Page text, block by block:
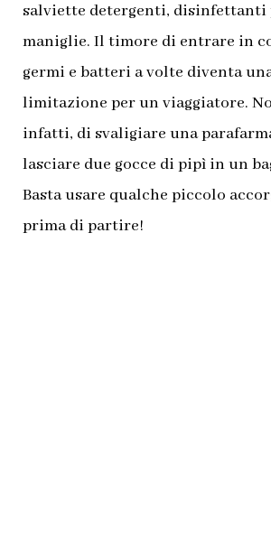
salviette detergenti, disinfettanti
maniglie. Il timore di entrare in
germi e batteri a volte diventa
limitazione per un viaggiatore.
infatti, di svaligiare una
lasciare due gocce di pipì in un
Basta usare qualche piccolo
prima di partire!